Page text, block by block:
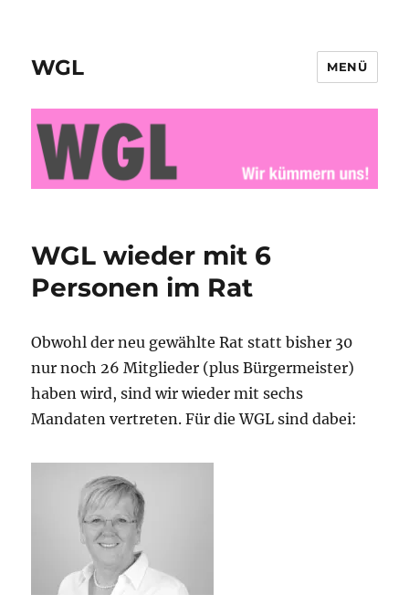
WGL MENÜ
WGL wieder mit 6
Personen im Rat
Obwohl der neu gewählte Rat statt bisher 30
nur noch 26 Mitglieder (plus Bürgermeister)
haben wird, sind wir wieder mit sechs
Mandaten vertreten. Für die WGL sind dabei: